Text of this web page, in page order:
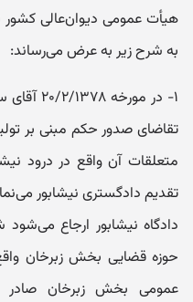
هیأت عمومی دیوان‌عالی کشور
به شرح زیر به عرض می‌رساند:
۱- در
تقاضای صدور حکم مبنی بر
متعلقات آن واقع در درود
تقدیم دادگستری نیشابور
دادگاه نیشابور ارجاع
حوزه قضایی بخش زبرخان
عمومی بخش زبرخان صادر